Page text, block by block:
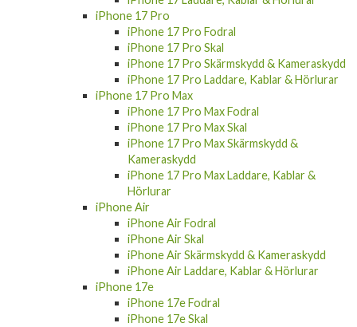
iPhone 17 Pro
iPhone 17 Pro Fodral
iPhone 17 Pro Skal
iPhone 17 Pro Skärmskydd & Kameraskydd
iPhone 17 Pro Laddare, Kablar & Hörlurar
iPhone 17 Pro Max
iPhone 17 Pro Max Fodral
iPhone 17 Pro Max Skal
iPhone 17 Pro Max Skärmskydd &
Kameraskydd
iPhone 17 Pro Max Laddare, Kablar &
Hörlurar
iPhone Air
iPhone Air Fodral
iPhone Air Skal
iPhone Air Skärmskydd & Kameraskydd
iPhone Air Laddare, Kablar & Hörlurar
iPhone 17e
iPhone 17e Fodral
iPhone 17e Skal